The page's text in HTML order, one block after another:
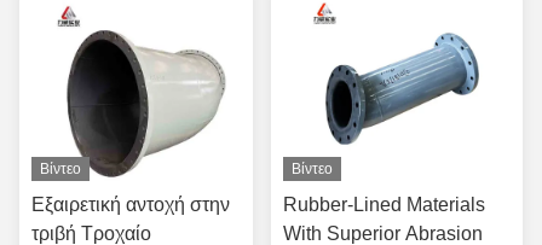
Μεταφορά Διαβρωτικών
Βίντεο
Εξαιρετική αντοχή στην
τριβή Τροχαίο
Βίντεο
Rubber-Lined Materials
With Superior Abrasion